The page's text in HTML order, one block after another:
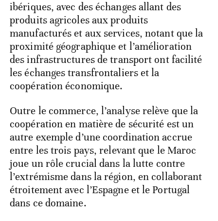
ibériques, avec des échanges allant des
produits agricoles aux produits
manufacturés et aux services, notant que la
proximité géographique et l’amélioration
des infrastructures de transport ont facilité
les échanges transfrontaliers et la
coopération économique.
Outre le commerce, l’analyse relève que la
coopération en matière de sécurité est un
autre exemple d’une coordination accrue
entre les trois pays, relevant que le Maroc
joue un rôle crucial dans la lutte contre
l’extrémisme dans la région, en collaborant
étroitement avec l’Espagne et le Portugal
dans ce domaine.